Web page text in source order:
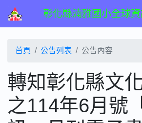
彰化縣湳雅國小全球資
首頁 公告列表 公告內容
轉知彰化縣文
之114年6月號